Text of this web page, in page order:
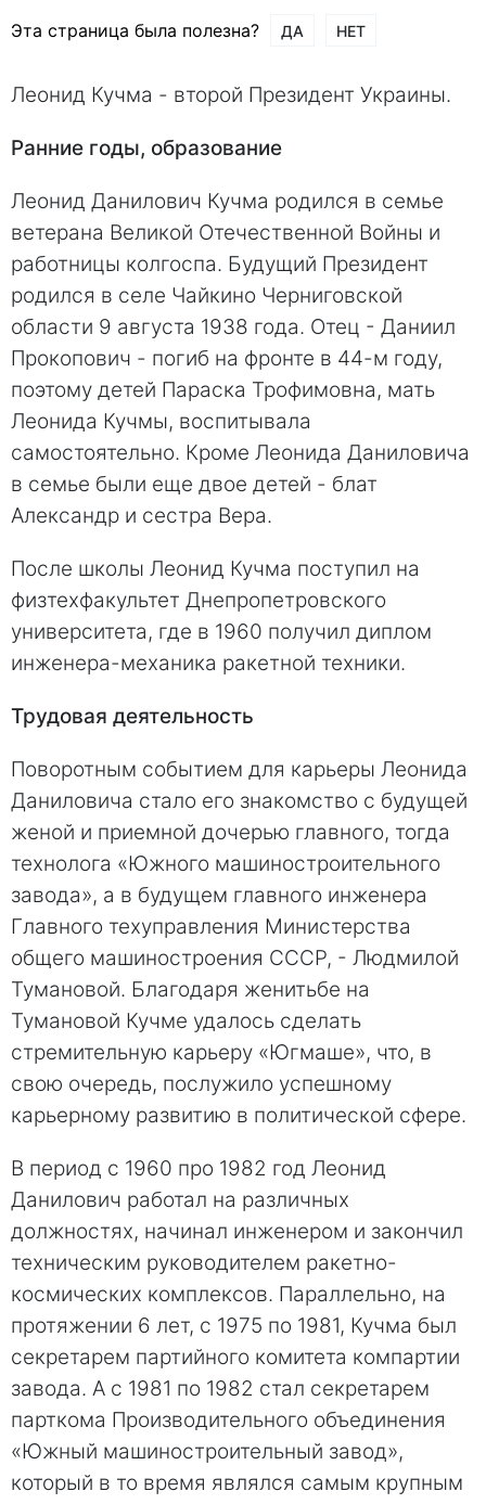
Эта страница была полезна? ДА НЕТ
Леонид Кучма - второй Президент Украины.
Ранние годы, образование
Леонид Данилович Кучма родился в семье
ветерана Великой Отечественной Войны и
работницы колгоспа. Будущий Президент
родился в селе Чайкино Черниговской
области 9 августа 1938 года. Отец - Даниил
Прокопович - погиб на фронте в 44-м году,
поэтому детей Параска Трофимовна, мать
Леонида Кучмы, воспитывала
самостоятельно. Кроме Леонида Даниловича
в семье были еще двое детей - блат
Александр и сестра Вера.
После школы Леонид Кучма поступил на
физтехфакультет Днепропетровского
университета, где в 1960 получил диплом
инженера-механика ракетной техники.
Трудовая деятельность
Поворотным событием для карьеры Леонида
Даниловича стало его знакомство с будущей
женой и приемной дочерью главного, тогда
технолога «Южного машиностроительного
завода», а в будущем главного инженера
Главного техуправления Министерства
общего машиностроения СССР, - Людмилой
Тумановой. Благодаря женитьбе на
Тумановой Кучме удалось сделать
стремительную карьеру «Югмаше», что, в
свою очередь, послужило успешному
карьерному развитию в политической сфере.
В период с 1960 про 1982 год Леонид
Данилович работал на различных
должностях, начинал инженером и закончил
техническим руководителем ракетно-
космических комплексов. Параллельно, на
протяжении 6 лет, с 1975 по 1981, Кучма был
секретарем партийного комитета компартии
завода. А с 1981 по 1982 стал секретарем
парткома Производительного объединения
«Южный машиностроительный завод»,
который в то время являлся самым крупным